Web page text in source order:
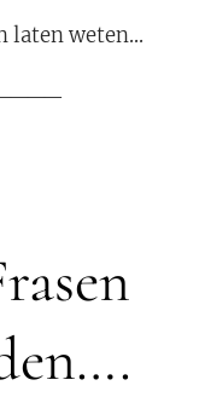
laten weten...